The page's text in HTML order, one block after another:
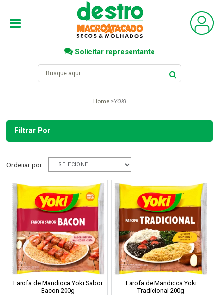
Solicitar representante
Home YOKI
Filtrar Por
Ordenar por:
Farofa de Mandioca Yoki Sabor
Bacon 200g
Farofa de Mandioca Yoki
Tradicional 200g